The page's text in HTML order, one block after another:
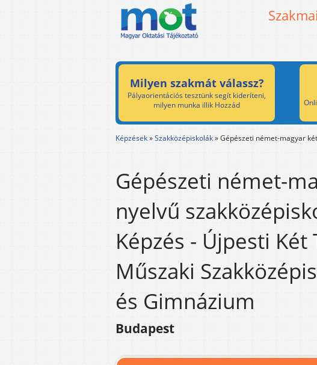
Milyen szakmát válassz?
Pályaorientációs tesztünk segít kideríteni,
milyen munka illik Hozzád
Képzések»Szakközépiskolák»Gépészeti német-magyar
Gépészeti német-
nyelvű
Képzés - Újpesti
Műszaki
és Gimnázium
Budapest